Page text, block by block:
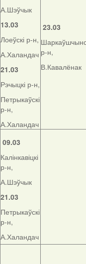
А.Шэўчык
13.03
Лоеўскі р-н,
А.Халандач
21.03
Рэчыцкі р-н,
Петрыкаўскі
р-н,
А.Халандач
23.03
р-н,
В.Кавалёнак
09.03
Калінкавіцкі
р-н,
А.Шэўчык
21.03
Петрыкаўскі
р-н,
А.Халандач